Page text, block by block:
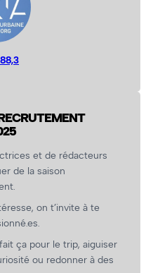
et de rédacteurs
de la saison
on t’invite à te
ça pour le trip, aiguiser
ou redonner à des